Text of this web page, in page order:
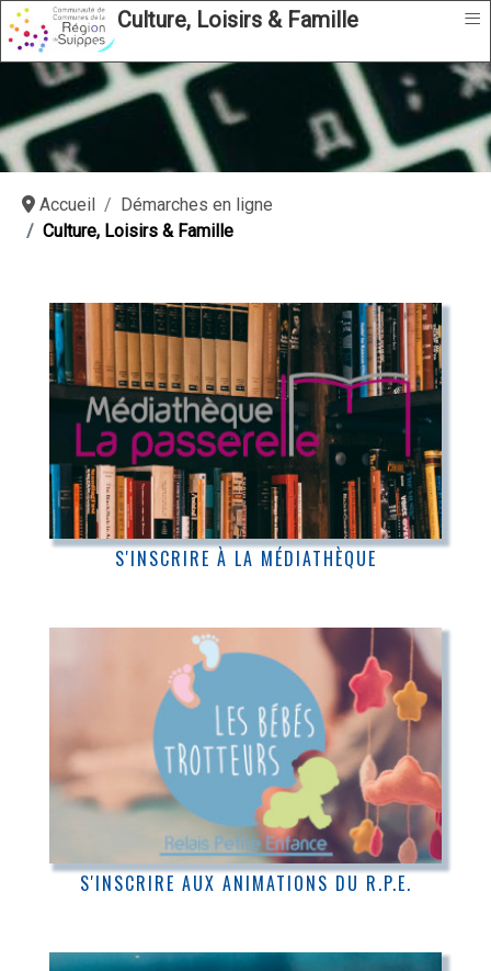
Culture, Loisirs & Famille ≡
Accueil
Démarches en ligne
Culture, Loisirs & Famille
S'INSCRIRE À LA MÉDIATHÈQUE
S'INSCRIRE AUX ANIMATIONS DU R.P.E.